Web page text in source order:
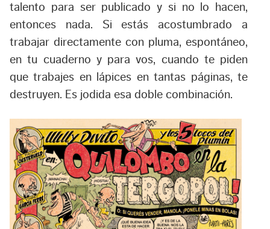
talento para ser publicado y si no lo hacen,
entonces nada. Si estás acostumbrado a
trabajar directamente con pluma, espontáneo,
en tu cuaderno y para vos, cuando te piden
que trabajes en lápices en tantas páginas, te
destruyen. Es jodida esa doble combinación.